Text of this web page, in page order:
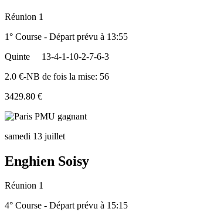
Réunion 1
1° Course - Départ prévu à 13:55
Quinte
13-4-1-10-2-7-6-3
2.0 €-NB de fois la mise: 56
3429.80 €
samedi 13 juillet
Enghien Soisy
Réunion 1
4° Course - Départ prévu à 15:15